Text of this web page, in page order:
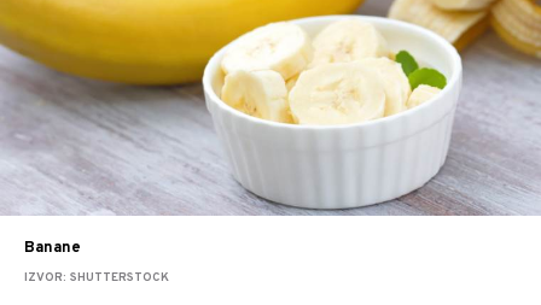
Banane
IZVOR: SHUTTERSTOCK